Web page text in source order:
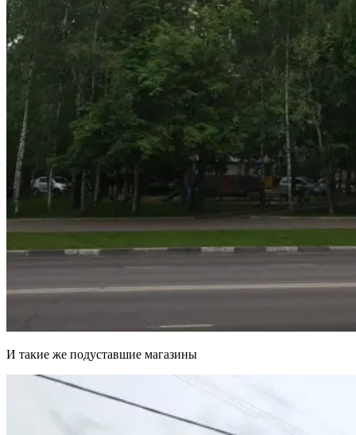
И такие же подуставшие магазины